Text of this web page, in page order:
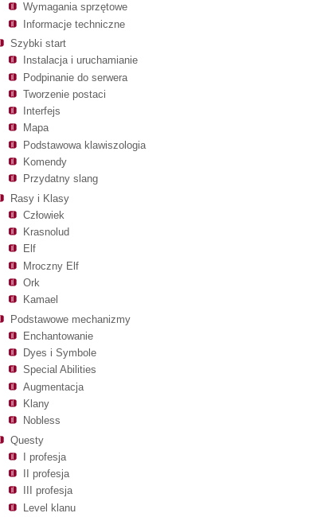
Wymagania sprzętowe
Informacje techniczne
Szybki start
Instalacja i uruchamianie
Podpinanie do serwera
Tworzenie postaci
Interfejs
Mapa
Podstawowa klawiszologia
Komendy
Przydatny slang
Rasy i Klasy
Człowiek
Krasnolud
Elf
Mroczny Elf
Ork
Kamael
Podstawowe mechanizmy
Enchantowanie
Dyes i Symbole
Special Abilities
Augmentacja
Klany
Nobless
Questy
I profesja
II profesja
III profesja
Level klanu